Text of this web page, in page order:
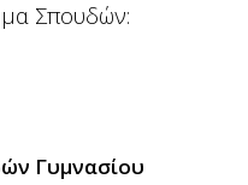
Σπουδών:
Γυμνασίου